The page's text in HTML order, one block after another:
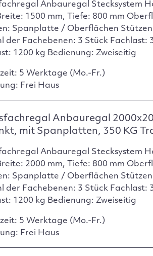
Anbauregal Stecksystem
1500 mm, Tiefe: 800 mm
Spanplatte / Oberflächen
der Fachebenen: 3 Stück Fachlast:
1200 kg Bedienung: Zweiseitig
5 Werktage (Mo.-Fr.)
Frei Haus
Anbauregal
mit Spanplatten, 350 KG
Anbauregal Stecksystem
2000 mm, Tiefe: 800 mm
Spanplatte / Oberflächen
der Fachebenen: 3 Stück Fachlast:
1200 kg Bedienung: Zweiseitig
5 Werktage (Mo.-Fr.)
Frei Haus